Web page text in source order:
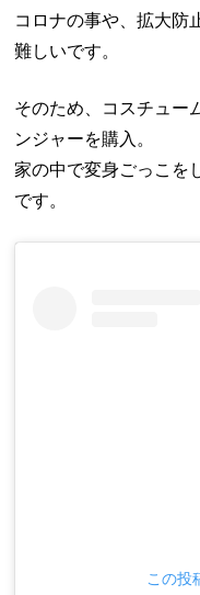
コロナの事や、拡大防
難しいです。
そのため、コスチュー
ンジャーを購入。
家の中で変身ごっこを
です。
この投